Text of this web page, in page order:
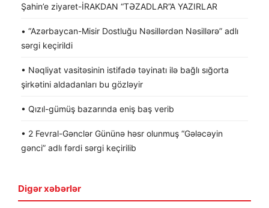
Şahin’e ziyaret-İRAKDAN “TƏZADLAR”A YAZIRLAR
• “Azərbaycan-Misir Dostluğu Nəsillərdən Nəsillərə” adlı
sərgi keçirildi
• Nəqliyat vasitəsinin istifadə təyinatı ilə bağlı sığorta
şirkətini aldadanları bu gözləyir
• Qızıl-gümüş bazarında eniş baş verib
• 2 Fevral-Gənclər Gününə həsr olunmuş “Gələcəyin
gənci” adlı fərdi sərgi keçirilib
Digər xəbərlər